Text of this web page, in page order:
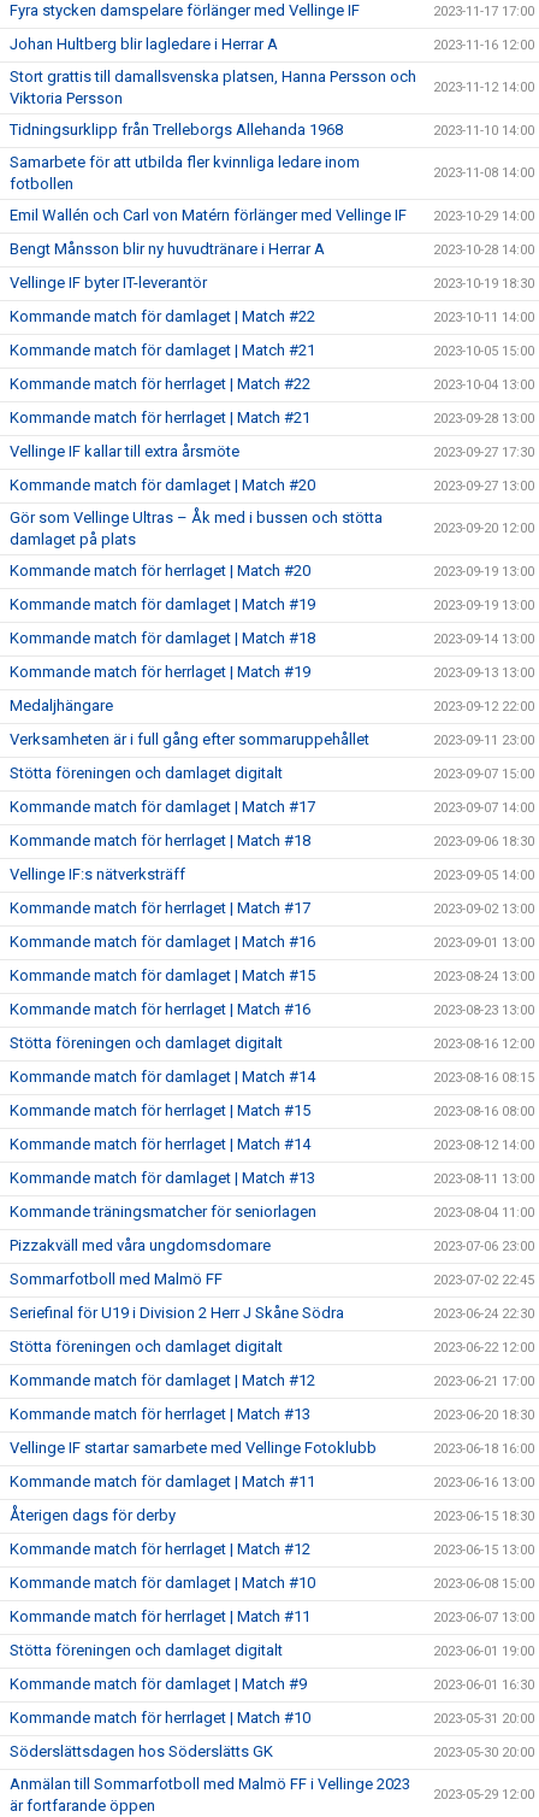
Fyra stycken damspelare förlänger med Vellinge IF 2023-11-17 17:00
Johan Hultberg blir lagledare i Herrar A 2023-11-16 12:00
Stort grattis till damallsvenska platsen, Hanna Persson och
Viktoria Persson
2023-11-12 14:00
Tidningsurklipp från Trelleborgs Allehanda 1968 2023-11-10 14:00
Samarbete för att utbilda fler kvinnliga ledare inom
fotbollen
2023-11-08 14:00
Emil Wallén och Carl von Matérn förlänger med Vellinge IF 2023-10-29 14:00
Bengt Månsson blir ny huvudtränare i Herrar A 2023-10-28 14:00
Vellinge IF byter IT-leverantör 2023-10-19 18:30
Kommande match för damlaget | Match #22 2023-10-11 14:00
Kommande match för damlaget | Match #21 2023-10-05 15:00
Kommande match för herrlaget | Match #22 2023-10-04 13:00
Kommande match för herrlaget | Match #21 2023-09-28 13:00
Vellinge IF kallar till extra årsmöte 2023-09-27 17:30
Kommande match för damlaget | Match #20 2023-09-27 13:00
Gör som Vellinge Ultras – Åk med i bussen och stötta
damlaget på plats
2023-09-20 12:00
Kommande match för herrlaget | Match #20 2023-09-19 13:00
Kommande match för damlaget | Match #19 2023-09-19 13:00
Kommande match för damlaget | Match #18 2023-09-14 13:00
Kommande match för herrlaget | Match #19 2023-09-13 13:00
Medaljhängare 2023-09-12 22:00
Verksamheten är i full gång efter sommaruppehållet 2023-09-11 23:00
Stötta föreningen och damlaget digitalt 2023-09-07 15:00
Kommande match för damlaget | Match #17 2023-09-07 14:00
Kommande match för herrlaget | Match #18 2023-09-06 18:30
Vellinge IF:s nätverksträff 2023-09-05 14:00
Kommande match för herrlaget | Match #17 2023-09-02 13:00
Kommande match för damlaget | Match #16 2023-09-01 13:00
Kommande match för damlaget | Match #15 2023-08-24 13:00
Kommande match för herrlaget | Match #16 2023-08-23 13:00
Stötta föreningen och damlaget digitalt 2023-08-16 12:00
Kommande match för damlaget | Match #14 2023-08-16 08:15
Kommande match för herrlaget | Match #15 2023-08-16 08:00
Kommande match för herrlaget | Match #14 2023-08-12 14:00
Kommande match för damlaget | Match #13 2023-08-11 13:00
Kommande träningsmatcher för seniorlagen 2023-08-04 11:00
Pizzakväll med våra ungdomsdomare 2023-07-06 23:00
Sommarfotboll med Malmö FF 2023-07-02 22:45
Seriefinal för U19 i Division 2 Herr J Skåne Södra 2023-06-24 22:30
Stötta föreningen och damlaget digitalt 2023-06-22 12:00
Kommande match för damlaget | Match #12 2023-06-21 17:00
Kommande match för herrlaget | Match #13 2023-06-20 18:30
Vellinge IF startar samarbete med Vellinge Fotoklubb 2023-06-18 16:00
Kommande match för damlaget | Match #11 2023-06-16 13:00
Återigen dags för derby 2023-06-15 18:30
Kommande match för herrlaget | Match #12 2023-06-15 13:00
Kommande match för damlaget | Match #10 2023-06-08 15:00
Kommande match för herrlaget | Match #11 2023-06-07 13:00
Stötta föreningen och damlaget digitalt 2023-06-01 19:00
Kommande match för damlaget | Match #9 2023-06-01 16:30
Kommande match för herrlaget | Match #10 2023-05-31 20:00
Söderslättsdagen hos Söderslätts GK 2023-05-30 20:00
Anmälan till Sommarfotboll med Malmö FF i Vellinge 2023
är fortfarande öppen
2023-05-29 12:00